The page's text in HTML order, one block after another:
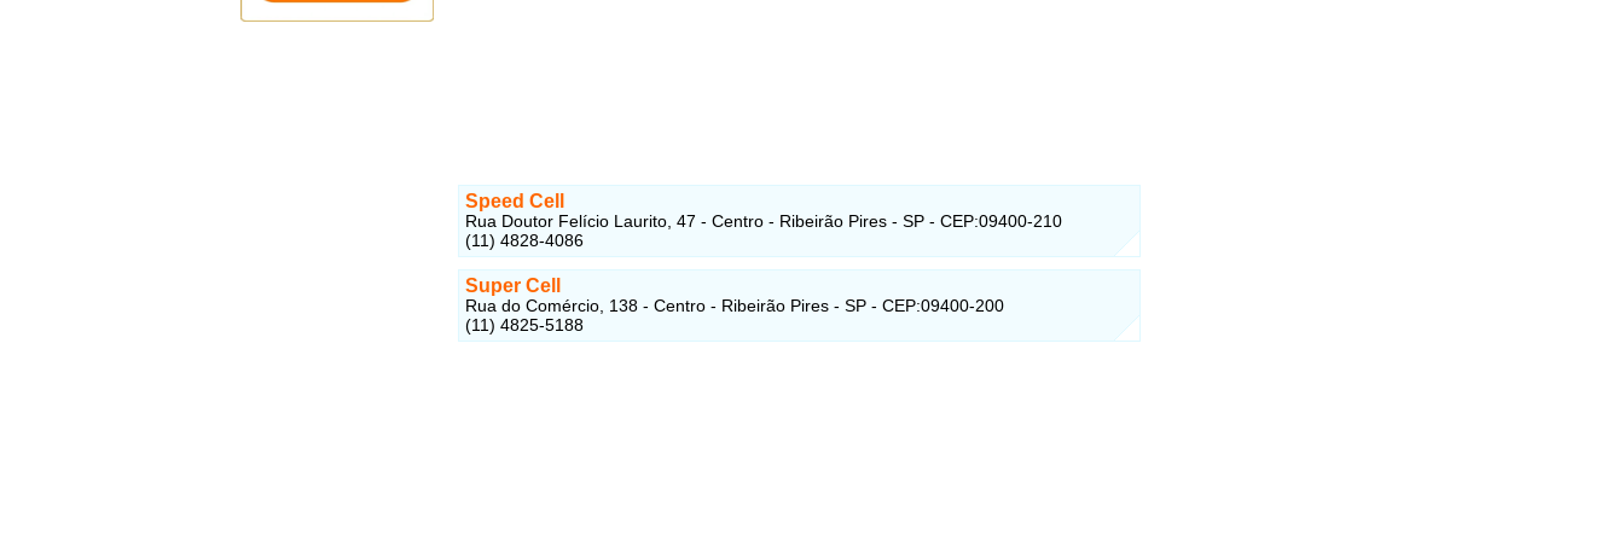
Speed Cell
Rua Doutor Felício Laurito, 47 - Centro - Ribeirão Pires - SP - CEP:09400-210
(11) 4828-4086
Super Cell
Rua do Comércio, 138 - Centro - Ribeirão Pires - SP - CEP:09400-200
(11) 4825-5188